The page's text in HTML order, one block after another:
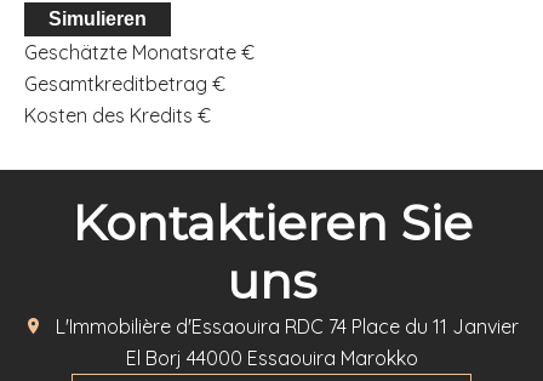
Simulieren
Geschätzte Monatsrate €
Gesamtkreditbetrag €
Kosten des Kredits €
Kontaktieren Sie
uns
L'Immobilière d'Essaouira RDC 74 Place du 11 Janvier
El Borj 44000 Essaouira Marokko